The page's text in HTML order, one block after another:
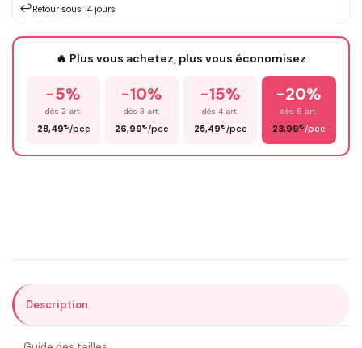
Votre texte / idée*
Prénom*
ENVOYER MA DEMANDE ✨
↩️Retour sous 14 jours
🔥 Plus vous achetez, plus vous économisez
-5%
dès 2 art.
28,49€/pce
-10%
dès 3 art.
26,99€/pce
-15%
dès 4 art.
25,49€/pce
-20%
dès 5 art.
23,99€/pce
Description